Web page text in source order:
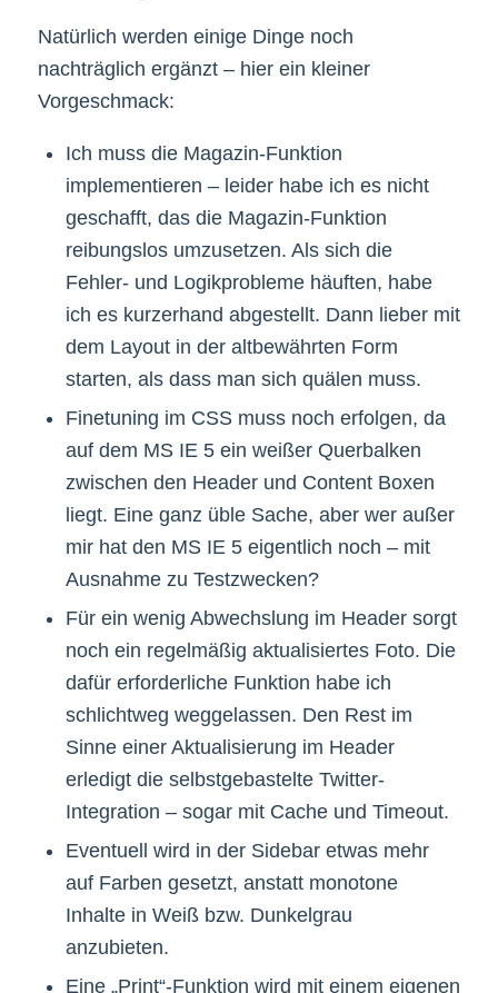
Natürlich werden einige Dinge noch
nachträglich ergänzt – hier ein kleiner
Vorgeschmack:
Ich muss die Magazin-Funktion
implementieren – leider habe ich es nicht
geschafft, das die Magazin-Funktion
reibungslos umzusetzen. Als sich die
Fehler- und Logikprobleme häuften, habe
ich es kurzerhand abgestellt. Dann lieber mit
dem Layout in der altbewährten Form
starten, als dass man sich quälen muss.
Finetuning im CSS muss noch erfolgen, da
auf dem MS IE 5 ein weißer Querbalken
zwischen den Header und Content Boxen
liegt. Eine ganz üble Sache, aber wer außer
mir hat den MS IE 5 eigentlich noch – mit
Ausnahme zu Testzwecken?
Für ein wenig Abwechslung im Header sorgt
noch ein regelmäßig aktualisiertes Foto. Die
dafür erforderliche Funktion habe ich
schlichtweg weggelassen. Den Rest im
Sinne einer Aktualisierung im Header
erledigt die selbstgebastelte Twitter-
Integration – sogar mit Cache und Timeout.
Eventuell wird in der Sidebar etwas mehr
auf Farben gesetzt, anstatt monotone
Inhalte in Weiß bzw. Dunkelgrau
anzubieten.
Eine „Print“-Funktion wird mit einem eigenen